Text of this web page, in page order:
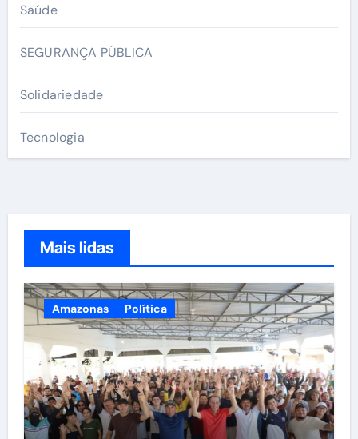
Saúde
SEGURANÇA PÚBLICA
Solidariedade
Tecnologia
Mais lidas
Amazonas Política